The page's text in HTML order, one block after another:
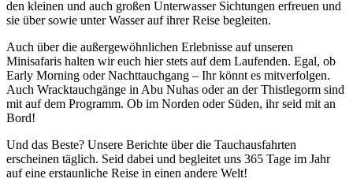
den kleinen und auch großen Unterwasser Sichtungen erfreuen und
sie über sowie unter Wasser auf ihrer Reise begleiten.
Auch über die außergewöhnlichen Erlebnisse auf unseren
Minisafaris halten wir euch hier stets auf dem Laufenden. Egal, ob
Early Morning oder Nachttauchgang – Ihr könnt es mitverfolgen.
Auch Wracktauchgänge in Abu Nuhas oder an der Thistlegorm sind
mit auf dem Programm. Ob im Norden oder Süden, ihr seid mit an
Bord!
Und das Beste? Unsere Berichte über die Tauchausfahrten
erscheinen täglich. Seid dabei und begleitet uns 365 Tage im Jahr
auf eine erstaunliche Reise in einen andere Welt!